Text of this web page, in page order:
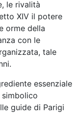
le rivalità
XIV il potere
orme della
con le
tale
essenziale
guide di Parigi